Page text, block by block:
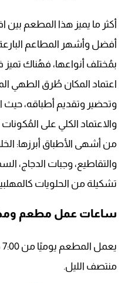
أكثر ما يميز هذا المطعم
أفضل وأشهر المطاعم
بمُختلف أنواعها، فهُناك
اعتماد المكان طُرق الطهي
وتحضير وتقديم أطباقه، حيث
والاعتماد الكلي على
من أشهى الأطباق أبرزها:
والتقاطيع، وجبات الدجاج،
تشكيلة من الحلويات
ساعات عمل مطعم
منتصف الليل.